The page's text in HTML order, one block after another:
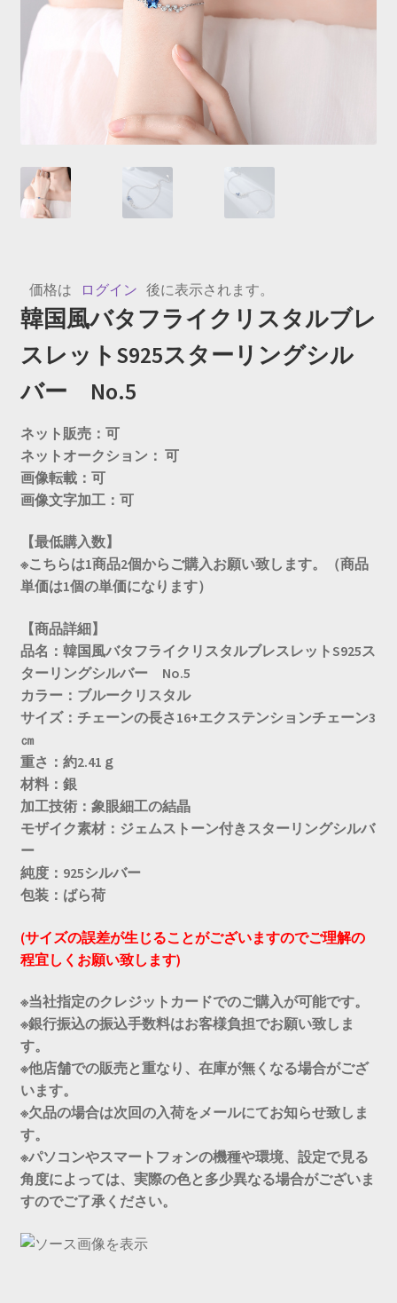
価格は ログイン 後に表示されます。
韓国風バタフライクリスタルブレ
スレットS925スターリングシル
バー No.5
ネット販売：可
ネットオークション： 可
画像転載：可
画像文字加工：可
【最低購入数】
※こちらは1商品2個からご購入お願い致します。（商品
単価は1個の単価になります）
【商品詳細】
品名：韓国風バタフライクリスタルブレスレットS925ス
ターリングシルバー No.5
カラー：ブルークリスタル
サイズ：チェーンの長さ16+エクステンションチェーン3
㎝
重さ：約2.41ｇ
材料：銀
加工技術：象眼細工の結晶
モザイク素材：ジェムストーン付きスターリングシルバ
ー
純度：925シルバー
包装：ばら荷
(サイズの誤差が生じることがございますのでご理解の
程宜しくお願い致します)
※当社指定のクレジットカードでのご購入が可能です。
※銀行振込の振込手数料はお客様負担でお願い致しま
す。
※他店舗での販売と重なり、在庫が無くなる場合がござ
います。
※欠品の場合は次回の入荷をメールにてお知らせ致しま
す。
※パソコンやスマートフォンの機種や環境、設定で見る
角度によっては、実際の色と多少異なる場合がございま
すのでご了承ください。